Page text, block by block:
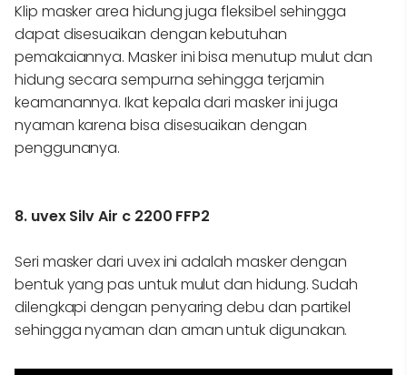
Klip masker area hidung juga fleksibel sehingga
dapat disesuaikan dengan kebutuhan
pemakaiannya. Masker ini bisa menutup mulut dan
hidung secara sempurna sehingga terjamin
keamanannya. Ikat kepala dari masker ini juga
nyaman karena bisa disesuaikan dengan
penggunanya.
8. uvex Silv Air c 2200 FFP2
Seri masker dari uvex ini adalah masker dengan
bentuk yang pas untuk mulut dan hidung. Sudah
dilengkapi dengan penyaring debu dan partikel
sehingga nyaman dan aman untuk digunakan.